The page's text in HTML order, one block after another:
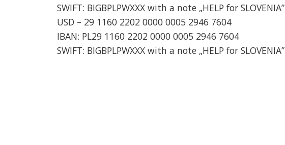
SWIFT: BIGBPLPWXXX with a note „HELP for SLOVENIA”
USD – 29 1160 2202 0000 0005 2946 7604
IBAN: PL29 1160 2202 0000 0005 2946 7604
SWIFT: BIGBPLPWXXX with a note „HELP for SLOVENIA”